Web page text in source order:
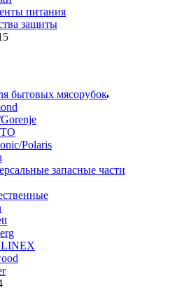
питания
защиты
бытовых мясорубок
Polaris
запасные части